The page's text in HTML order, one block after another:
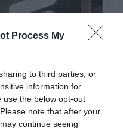
Process My
to third parties, or
information for
use the below opt-out
note that after your
continue seeing